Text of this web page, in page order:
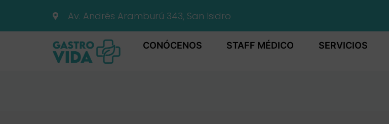
Av. Andrés Aramburú 343, San Isidro
CONÓCENOS STAFF MÉDICO SERVICIOS